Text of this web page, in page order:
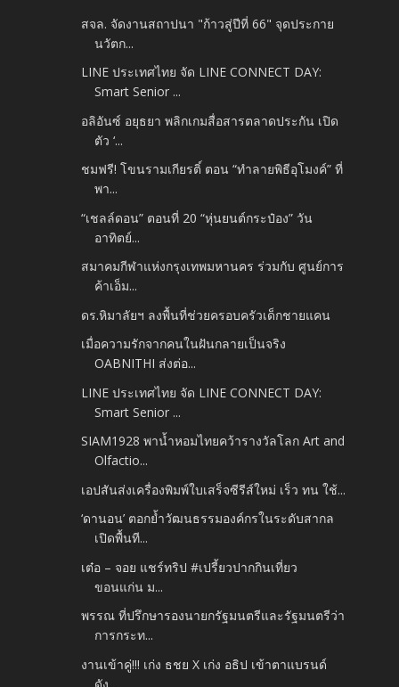
สจล. จัดงานสถาปนา "ก้าวสู่ปีที่ 66" จุดประกาย
นวัตก...
LINE ประเทศไทย จัด LINE CONNECT DAY:
Smart Senior ...
อลิอันซ์ อยุธยา พลิกเกมสื่อสารตลาดประกัน เปิด
ตัว ‘...
ชมฟรี! โขนรามเกียรติ์ ตอน “ทำลายพิธีอุโมงค์” ที่
พา...
“เชลล์ดอน” ตอนที่ 20 “หุ่นยนต์กระป๋อง” วัน
อาทิตย์...
สมาคมกีฬาแห่งกรุงเทพมหานคร ร่วมกับ ศูนย์การ
ค้าเอ็ม...
ดร.หิมาลัยฯ ลงพื้นที่ช่วยครอบครัวเด็กชายแคน
เมื่อความรักจากคนในฝันกลายเป็นจริง
OABNITHI ส่งต่อ...
LINE ประเทศไทย จัด LINE CONNECT DAY:
Smart Senior ...
SIAM1928 พาน้ำหอมไทยคว้ารางวัลโลก Art and
Olfactio...
เอปสันส่งเครื่องพิมพ์ใบเสร็จซีรีส์ใหม่ เร็ว ทน ใช้...
‘ดานอน’ ตอกย้ำวัฒนธรรมองค์กรในระดับสากล
เปิดพื้นที...
เต๋อ – จอย แชร์ทริป #เปรี้ยวปากกินเที่ยว
ขอนแก่น ม...
พรรณ ที่ปรึกษารองนายกรัฐมนตรีและรัฐมนตรีว่า
การกระท...
งานเข้าคู่!!! เก่ง ธชย X เก่ง อธิป เข้าตาแบรนด์